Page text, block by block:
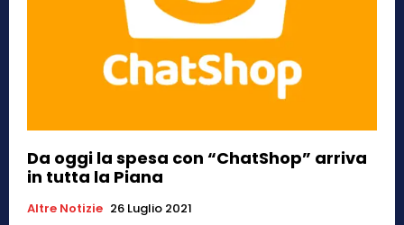
Da oggi la spesa con “ChatShop” arriva
in tutta la Piana
Altre Notizie 26 Luglio 2021